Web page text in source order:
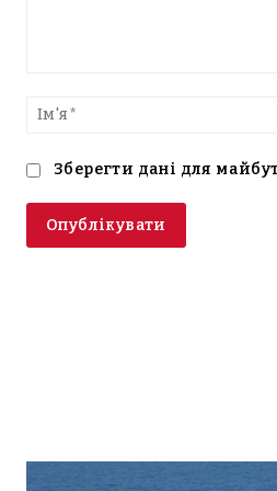
текст
Зберегти дані для